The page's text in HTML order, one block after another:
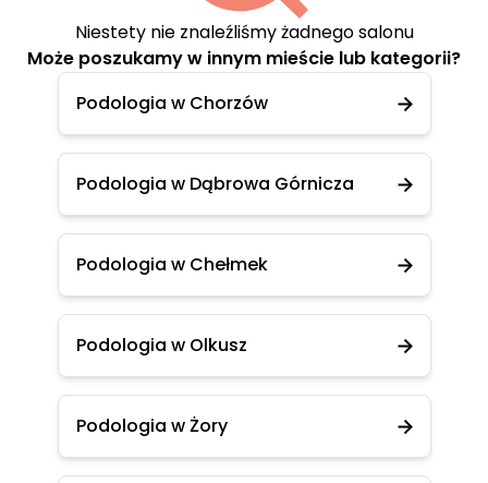
Niestety nie znaleźliśmy żadnego salonu
Może poszukamy w innym mieście lub kategorii?
Podologia w Chorzów
Podologia w Dąbrowa Górnicza
Podologia w Chełmek
Podologia w Olkusz
Podologia w Żory